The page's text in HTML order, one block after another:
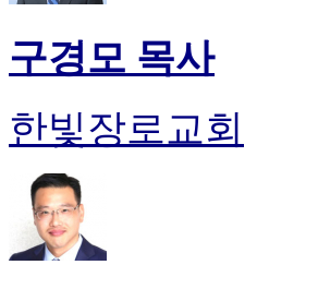
구경모 목사
한빛장로교회